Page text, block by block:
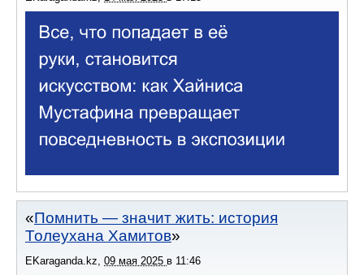
Помнить — значит жить: история
Толеухана Хамитов
EKaraganda.kz 09 мая 2025 в 11:46